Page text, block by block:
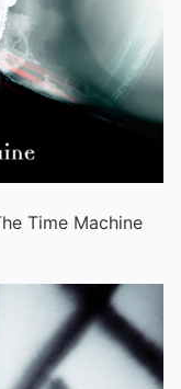
Time Machine